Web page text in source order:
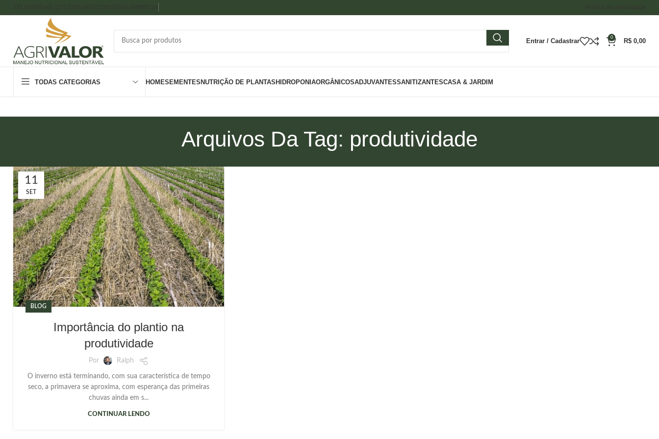
Entrar / Cadastrar 0 R$ 0,00
TODAS CATEGORIAS HOMESEMENTESNUTRIÇÃO DE PLANTASHIDROPONIAORGÂNICOSADJUVANTESSANITIZANTESCASA & JARDIM
Arquivos Da Tag: produtividade
11
SET
BLOG
Importância do plantio na
produtividade
Por Ralph
O inverno está terminando, com sua característica de tempo
seco, a primavera se aproxima, com esperança das primeiras
chuvas ainda em s...
CONTINUAR LENDO